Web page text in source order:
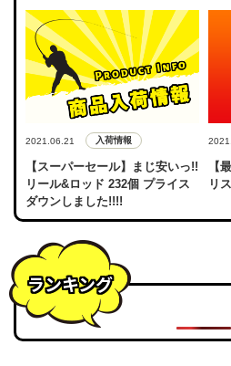
2021.06.21 入荷情報
【スーパーセール】まじ安いっ!!
リール&ロッド 232個 プライス
ダウンしました!!!!
【
リ
ランキング